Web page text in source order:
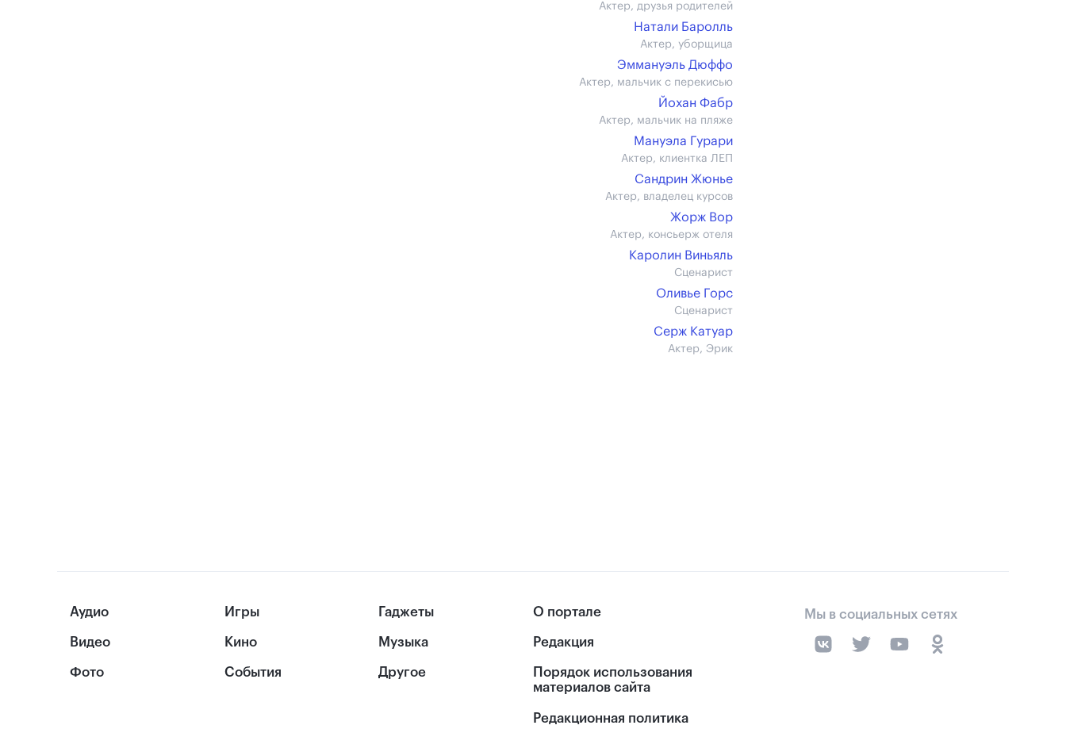
Актер, друзья родителей
Натали Баролль
Актер, уборщица
Эммануэль Дюффо
Актер, мальчик с перекисью
Йохан Фабр
Актер, мальчик на пляже
Мануэла Гурари
Актер, клиентка ЛЕП
Сандрин Жюнье
Актер, владелец курсов
Жорж Вор
Актер, консьерж отеля
Каролин Виньяль
Сценарист
Оливье Горс
Сценарист
Серж Катуар
Актер, Эрик
Аудио
Видео
Фото
Игры
Кино
События
Гаджеты
Музыка
Другое
О портале
Редакция
Порядок использования
материалов сайта
Редакционная политика
Мы в социальных сетях